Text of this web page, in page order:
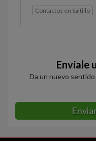
Contactos en Saltillo
Envíale
Da un nuevo